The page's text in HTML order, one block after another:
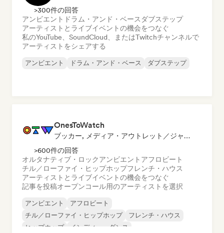
>300件の回答
アンビエント ドラム・アンド・ベース ダブステップ
アーティストとライブイベントの機会をつなぐ
私のYouTube、SoundCloud、またはTwitchチャンネルで
アーティストをシェアする
アンビエント ドラム・アンド・ベース ダブステップ
OnesToWatch
ブッカー, メディア・アウトレット／ジャーナリスト
>600件の回答
オルタナティブ・ロックアンビエント アフロビート
チル／ローファイ・ヒップホップフレンチ・ハウス
アーティストとライブイベントの機会をつなぐ
記事を投稿オープンコール用のアーティストを選択
アンビエント
アフロビート
チル／ローファイ・ヒップホップ
フレンチ・ハウス
ヒップホップ
インディー・ダンス